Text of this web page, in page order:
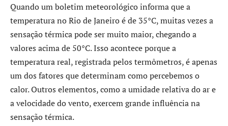
Quando um boletim meteorológico informa que a
temperatura no Rio de Janeiro é de 35°C, muitas vezes a
sensação térmica pode ser muito maior, chegando a
valores acima de 50°C. Isso acontece porque a
temperatura real, registrada pelos termômetros, é apenas
um dos fatores que determinam como percebemos o
calor. Outros elementos, como a umidade relativa do ar e
a velocidade do vento, exercem grande influência na
sensação térmica.